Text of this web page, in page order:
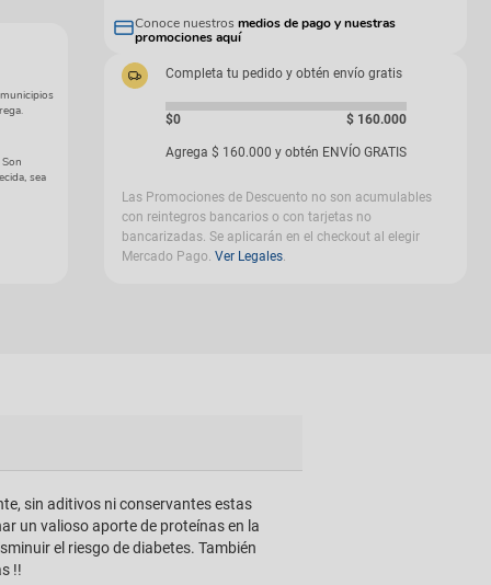
sea
Conoce nuestros medios de pago y nuestras
promociones aquí
Completa tu pedido y obtén envío gratis
$0 $ 160.000
Agrega $ 160.000 y obtén ENVÍO GRATIS
Las Promociones de Descuento no son acumulables
con reintegros bancarios o con tarjetas no
bancarizadas. Se aplicarán en el checkout al elegir
Mercado Pago. Ver Legales.
sin aditivos ni conservantes estas
un valioso aporte de proteínas en la
el riesgo de diabetes. También
!!